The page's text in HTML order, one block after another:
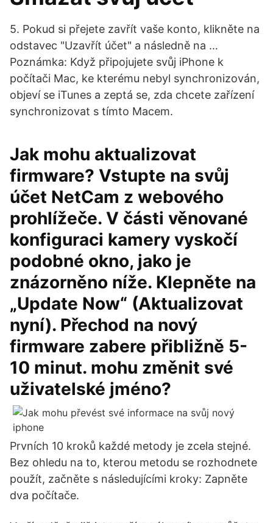
5. Pokud si přejete zavřít vaše konto, klikněte na
odstavec "Uzavřít účet" a následně na …
Poznámka: Když připojujete svůj iPhone k
počítači Mac, ke kterému nebyl synchronizován,
objeví se iTunes a zeptá se, zda chcete zařízení
synchronizovat s tímto Macem.
Jak mohu aktualizovat
firmware? Vstupte na svůj
účet NetCam z webového
prohlížeče. V části věnované
konfiguraci kamery vyskočí
podobné okno, jako je
znázorněno níže. Klepněte na
„Update Now“ (Aktualizovat
nyní). Přechod na nový
firmware zabere přibližně 5-
10 minut. mohu změnit své
uživatelské jméno?
Prvních 10 kroků každé metody je zcela stejné.
Bez ohledu na to, kterou metodu se rozhodnete
použít, začněte s následujícími kroky: Zapněte
dva počítače.